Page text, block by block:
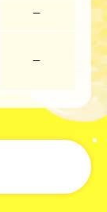
ー
ー